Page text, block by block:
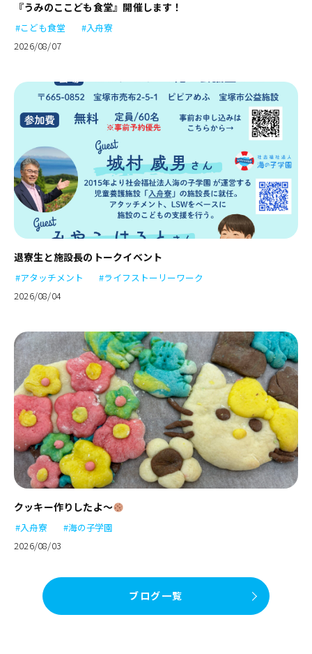
『うみのここども食堂』開催します！
#こども食堂
#入舟寮
2026/08/07
退寮生と施設長のトークイベント
#アタッチメント
#ライフストーリーワーク
2026/08/04
クッキー作りしたよ～
#入舟寮
#海の子学園
2026/08/03
ブログ一覧